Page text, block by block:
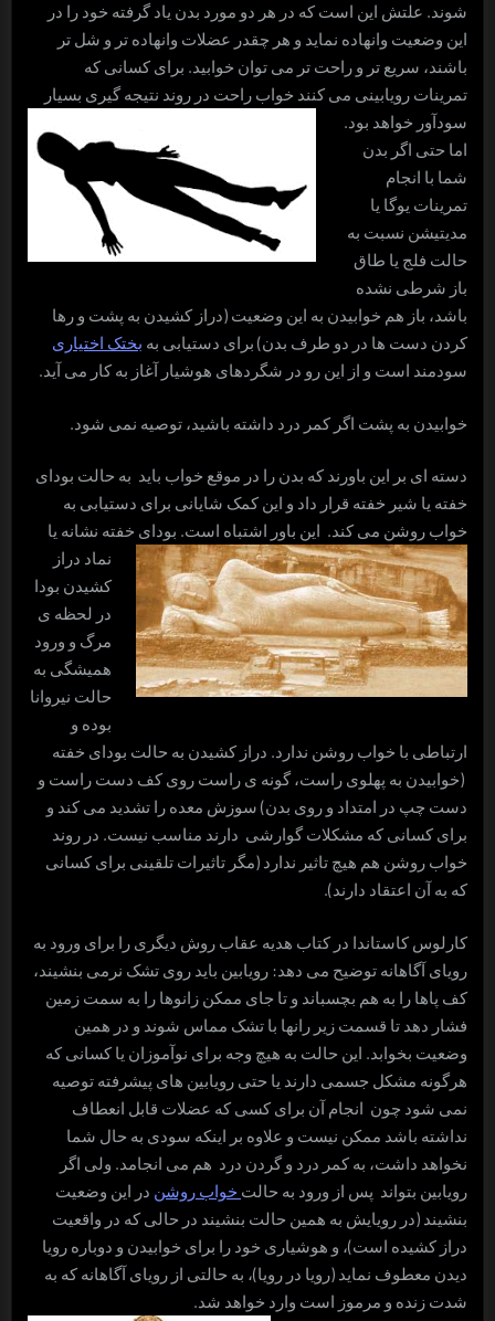
شوند. علتش این است که در هر دو مورد بدن یاد گرفته خود را در
این وضعیت وانهاده نماید و هر چقدر عضلات وانهاده تر و شل تر
باشند، سریع تر و راحت تر می توان خوابید. برای کسانی که
تمرینات رویابینی می کنند خواب راحت در روند نتیجه گیری بسیار
سودآور خواهد بود.
اما حتی اگر بدن
شما با انجام
تمرینات یوگا یا
مدیتیشن نسبت به
حالت فلج یا طاق
باز شرطی نشده
باشد، باز هم خوابیدن به این وضعیت (دراز کشیدن به پشت و رها
کردن دست ها در دو طرف بدن) برای دستیابی به بختک اختیاری
سودمند است و از این رو در شگردهای هوشیار آغاز به کار می آید.
خوابیدن به پشت اگر کمر درد داشته باشید، توصیه نمی شود.
دسته ای بر این باورند که بدن را در موقع خواب باید به حالت بودای
خفته یا شیر خفته قرار داد و این کمک شایانی برای دستیابی به
خواب روشن می کند. این باور اشتباه است. بودای خفته نشانه یا
نماد دراز
کشیدن بودا
در لحظه ی
مرگ و ورود
همیشگی به
حالت نیروانا
بوده و
ارتباطی با خواب روشن ندارد. دراز کشیدن به حالت بودای خفته
(خوابیدن به پهلوی راست، گونه ی راست روی کف دست راست و
دست چپ در امتداد و روی بدن) سوزش معده را تشدید می کند و
برای کسانی که مشکلات گوارشی دارند مناسب نیست. در روند
خواب روشن هم هیچ تاثیر ندارد (مگر تاثیرات تلقینی برای کسانی
که به آن اعتقاد دارند).
کارلوس کاستاندا در کتاب هدیه عقاب روش دیگری را برای ورود به
رویای آگاهانه توضیح می دهد: رویابین باید روی تشک نرمی بنشیند،
کف پاها را به هم بچسباند و تا جای ممکن زانوها را به سمت زمین
فشار دهد تا قسمت زیر رانها با تشک مماس شوند و در همین
وضعیت بخوابد. این حالت به هیچ وجه برای نوآموزان یا کسانی که
هرگونه مشکل جسمی دارند یا حتی رویابین های پیشرفته توصیه
نمی شود چون انجام آن برای کسی که عضلات قابل انعطاف
نداشته باشد ممکن نیست و علاوه بر اینکه سودی به حال شما
نخواهد داشت، به کمر درد و گردن درد هم می انجامد. ولی اگر
رویابین بتواند پس از ورود به حالت خواب روشن در این وضعیت
بنشیند (در رویایش به همین حالت بنشیند در حالی که در واقعیت
دراز کشیده است)، و هوشیاری خود را برای خوابیدن و دوباره رویا
دیدن معطوف نماید (رویا در رویا)، به حالتی از رویای آگاهانه که به
شدت زنده و مرموز است وارد خواهد شد.